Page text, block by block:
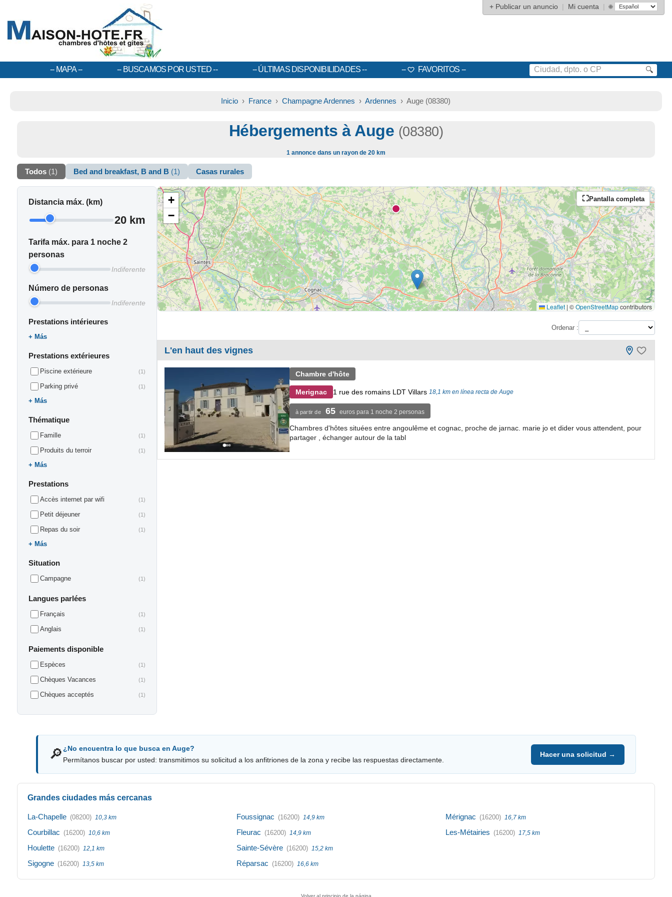
+ Publicar un anuncio | Mi cuenta | 🌐
MAPA BUSCAMOS POR USTED ÚLTIMAS DISPONIBILIDADES FAVORITOS 🔍
Inicio › France ›Champagne Ardennes ›Ardennes › Auge (08380)
Hébergements à Auge (08380)
1 annonce dans un rayon de 20 km
Todos (1) Bed and breakfast, B and B (1) Casas rurales
Distancia máx. (km)
20 km
Tarifa máx. para 1 noche 2
personas
Indiferente
Número de personas
Indiferente
Prestations intérieures
Más
Prestations extérieures
Piscine extérieure (1)
Parking privé (1)
Más
Thématique
Famille (1)
Produits du terroir (1)
Más
Prestations
Accès internet par wifi (1)
Petit déjeuner (1)
Repas du soir (1)
Más
Situation
Campagne (1)
Langues parlées
Français (1)
Anglais (1)
Paiements disponible
Espèces (1)
Chèques Vacances (1)
Chèques acceptés (1)
Pantalla completa
+
−
Leaflet | ©OpenStreetMapcontributors
Ordenar :
L'en haut des vignes
Chambre d'hôte
Merignac 1 rue des romains LDT Villars 18,1 km en línea recta de Auge
à partir de 65 euros para 1 noche 2 personas
Chambres d'hôtes situées entre angoulême et cognac, proche de jarnac. marie jo et dider vous attendent, pour
partager , échanger autour de la tabl
🔎 ¿No encuentra lo que busca en Auge?
Permítanos buscar por usted: transmitimos su solicitud a los anfitriones de la zona y recibe las respuestas directamente.
Hacer una solicitud →
Grandes ciudades más cercanas
La-Chapelle (08200) 10,3 km
Courbillac (16200) 10,6 km
Houlette (16200) 12,1 km
Sigogne (16200) 13,5 km
Foussignac (16200) 14,9 km
Fleurac (16200) 14,9 km
Sainte-Sévère (16200) 15,2 km
Réparsac (16200) 16,6 km
Mérignac (16200) 16,7 km
Les-Métairies (16200) 17,5 km
Volver al principio de la página